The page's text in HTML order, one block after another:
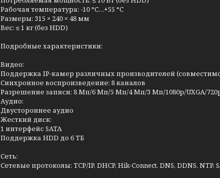
Рабочая температура: -10 °C…+55 °C
Размеры: 315 × 240 × 48 мм
Вес: ≤ 1 кг (без HDD)
Подробные характеристики:
Видео:
Поддержка IP-камер различных производителей
Синхронное воспроизведение: 8 каналов
Разрешение записи: 8 Мп/6 Мп/5 Мп/4 Мп/3 Мп/1080p/UXGA/720p/
Аудио:
Двустороннее аудио
Жесткий диск:
1 интерфейс SATA
Поддержка HDD до 6 ТБ
Сеть:
Сетевые протоколы: TCP/IP, DHCP, Hik-Connect, DNS, DDNS, NTP,